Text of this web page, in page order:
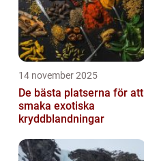
14 november 2025
De bästa platserna för att
smaka exotiska
kryddblandningar